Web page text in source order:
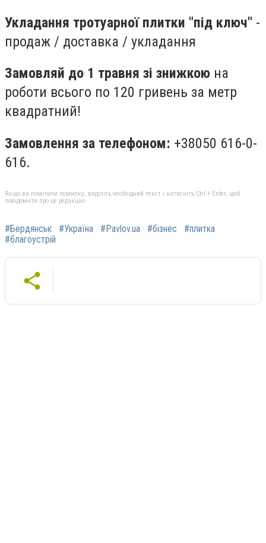
Укладання тротуарної плитки "під ключ" -
продаж / доставка / укладання
Замовляй до 1 травня зі знижкою на
роботи всього по 120 гривень за метр
квадратний!
Замовлення за телефоном: +38050 616-0-
616.
Якщо ви помітили помилку, виділіть необхідний текст і натисніть Ctrl + Enter, щоб
повідомити про це редакцію
#Бердянськ #Україна #Pavlov.ua #бізнес
#плитка
#благоустрій